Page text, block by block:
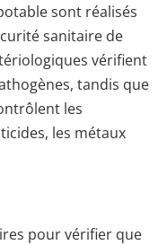
sont réalisés
sanitaire de
vérifient
tandis que
les
les métaux
pour vérifier que